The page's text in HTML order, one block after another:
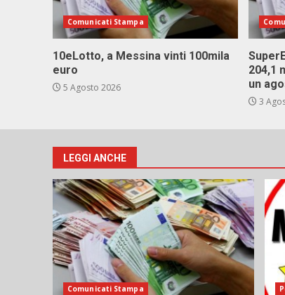
Comunicati Stampa
10eLotto, a Messina vinti 100mila
euro
5 Agosto 2026
204,1
un
3
LEGGI ANCHE
Comunicati Stampa